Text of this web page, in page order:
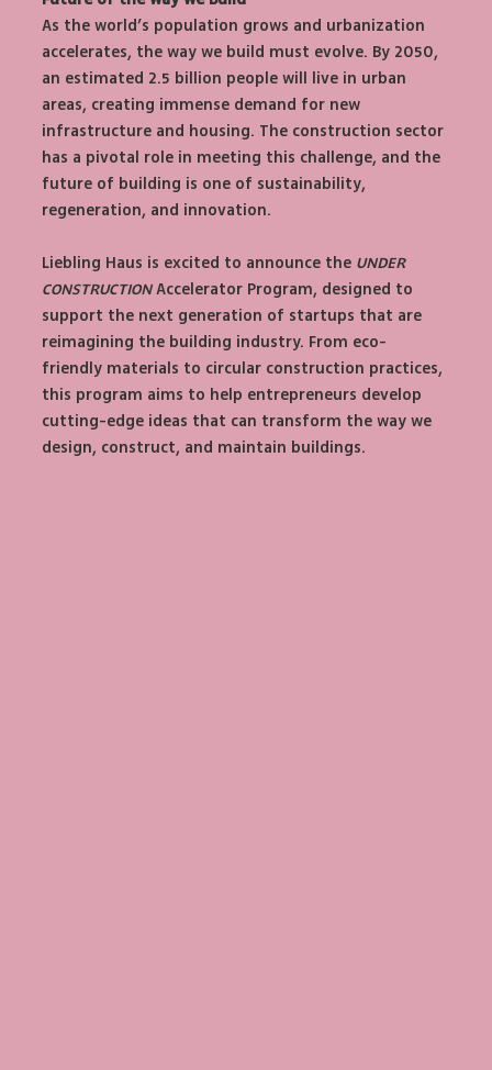
As the world’s population grows and urbanization
accelerates, the way we build must evolve. By 2050,
an estimated 2.5 billion people will live in urban
areas, creating immense demand for new
infrastructure and housing. The construction sector
has a pivotal role in meeting this challenge, and the
future of building is one of sustainability,
regeneration, and innovation.
Liebling Haus is excited to announce the UNDER
CONSTRUCTION Accelerator Program, designed to
support the next generation of startups that are
reimagining the building industry. From eco-
friendly materials to circular construction practices,
this program aims to help entrepreneurs develop
cutting-edge ideas that can transform the way we
design, construct, and maintain buildings.